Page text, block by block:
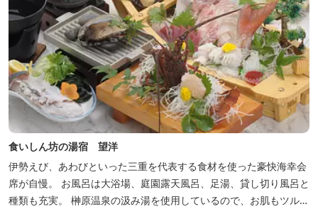
食いしん坊の湯宿 望洋
伊勢えび、あわびといった三重を代表する食材を使った豪快海幸会
席が自慢。 お風呂は大浴場、庭園露天風呂、足湯、貸し切り風呂と
種類も充実。 榊原温泉の汲み湯を使用しているので、お肌もツルツ